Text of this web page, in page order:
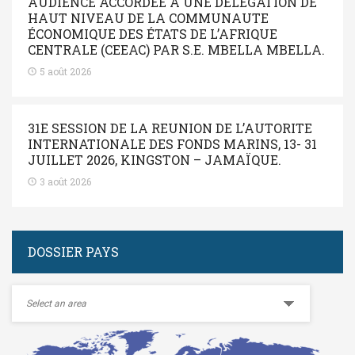
HAUT NIVEAU DE LA COMMUNAUTE
ÉCONOMIQUE DES ÉTATS DE L’AFRIQUE
CENTRALE (CEEAC) PAR S.E. MBELLA MBELLA.
5 août 2026
31E SESSION DE LA REUNION DE L’AUTORITE
INTERNATIONALE DES FONDS MARINS, 13- 31
JUILLET 2026, KINGSTON – JAMAÏQUE.
3 août 2026
DOSSIER PAYS